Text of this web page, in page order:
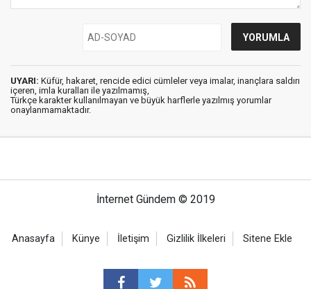
UYARI: Küfür, hakaret, rencide edici cümleler veya imalar, inançlara saldırı
içeren, imla kuralları ile yazılmamış,
Türkçe karakter kullanılmayan ve büyük harflerle yazılmış yorumlar
onaylanmamaktadır.
İnternet Gündem © 2019
Anasayfa Künye İletişim Gizlilik İlkeleri Sitene Ekle